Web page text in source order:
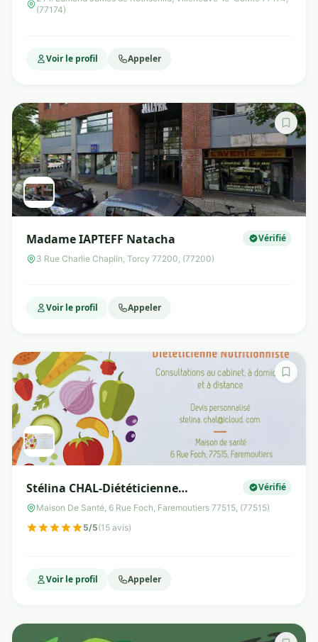
(77174)
Voir le profil Appeler
Madame IAPTEFF Natacha Vérifié
3 Rue Charlie Chaplin, Torcy 77200, (77200)
Voir le profil Appeler
Stélina CHAL-Diététicienne
Nutritionniste EI
Vérifié
Maison De Santé, 6 Rue Foch, Faremoutiers 77515, (77515)
5/5(15 avis)
Voir le profil Appeler